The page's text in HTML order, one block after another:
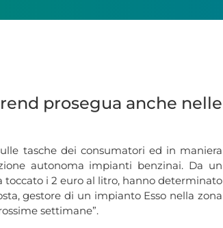
prosegua anche nelle
tasche dei consumatori ed in maniera
autonoma impianti benzinai. Da un
toccato i 2 euro al litro, hanno determinato
gestore di un impianto Esso nella zona
settimane”.